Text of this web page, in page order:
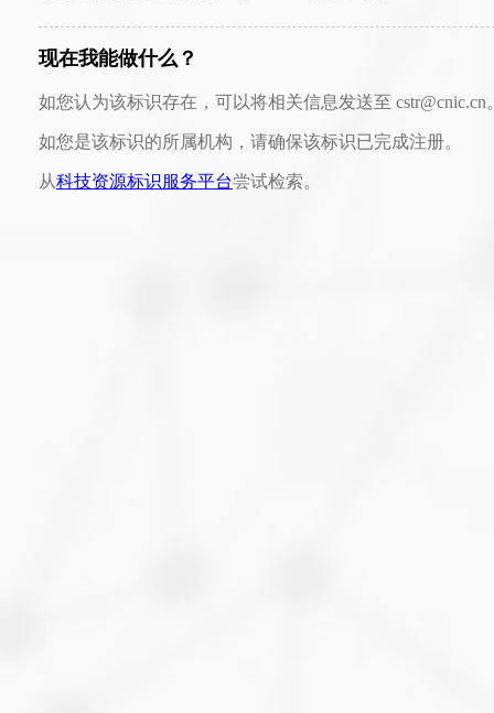
现在我能做什么？
如您认为该标识存在，可以将相关信息发送至 cstr@cnic.cn
如您是该标识的所属机构，请确保该标识已完成注册。
从科技资源标识服务平台尝试检索。